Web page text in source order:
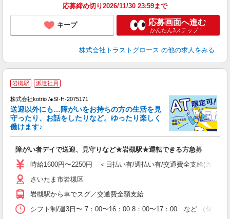
応募締め切り2026/11/30 23:59まで
キープ 応募画面へ進む
かんたん3ステップ！
株式会社トラストグロース の他の求人をみる
岩槻駅 派遣社員
株式会社kotrio /●SI-H-2075171
送迎以外にも…障がいをお持ちの方の生活を見
守ったり、お話をしたりなど。ゆったり楽しく
働けます♪
障がい者デイで送迎、見守りなど★岩槻駅★運転できる方急募
時給1600円〜2250円 ＜日払い有/週払い有/交通費全支給(ガソリ
さいたま市岩槻区
岩槻駅から車でスグ／交通費全額支給
シフト制/週3日〜 7：00〜16：00 8：00〜17：00 など （休憩1